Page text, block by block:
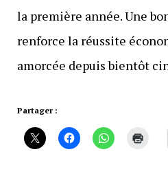
la première année. Une
renforce la réussite
amorcée depuis bientôt
Partager :